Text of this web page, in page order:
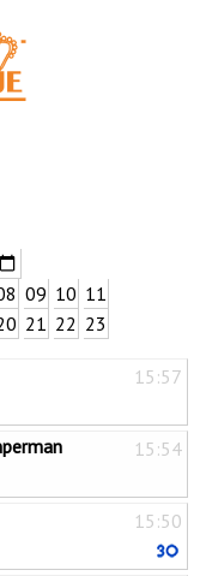
09 10 11
21 22 23
15:57
15:54
15:50